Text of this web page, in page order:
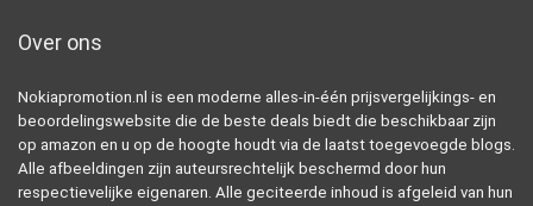
Over ons
Nokiapromotion.nl is een moderne alles-in-één prijsvergelijkings- en
beoordelingswebsite die de beste deals biedt die beschikbaar zijn
op amazon en u op de hoogte houdt via de laatst toegevoegde blogs.
Alle afbeeldingen zijn auteursrechtelijk beschermd door hun
respectievelijke eigenaren. Alle geciteerde inhoud is afgeleid van hun